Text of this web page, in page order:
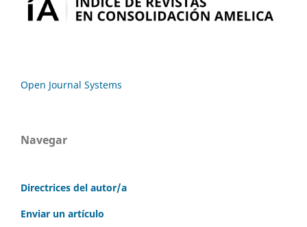
Open Journal Systems
Navegar
Directrices del autor/a
Enviar un artículo